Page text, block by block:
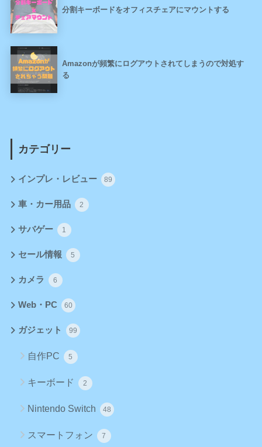
分割キーボードをオフィスチェアにマウントする
Amazonが頻繁にログアウトされてしまうので対処す
る
カテゴリー
インプレ・レビュー 89
車・カー用品 2
サバゲー 1
セール情報 5
カメラ 6
Web・PC 60
ガジェット 99
自作PC 5
キーボード 2
Nintendo Switch 48
スマートフォン 7